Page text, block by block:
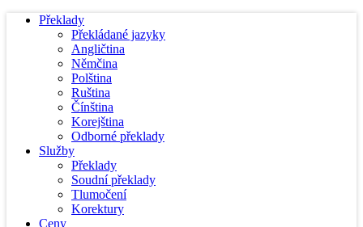
Překlady
Překládané jazyky
Angličtina
Němčina
Polština
Ruština
Čínština
Korejština
Odborné překlady
Služby
Překlady
Soudní překlady
Tlumočení
Korektury
Ceny